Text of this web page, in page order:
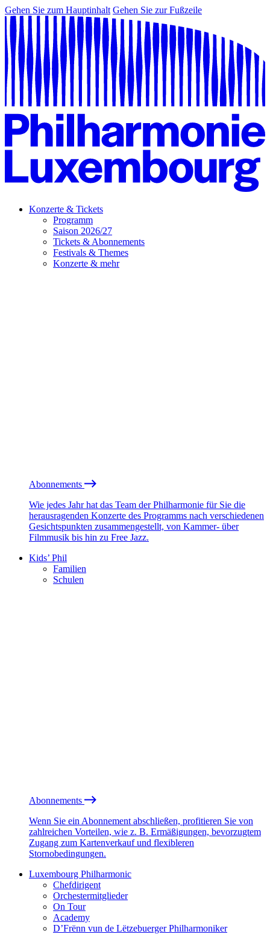
Gehen Sie zum Hauptinhalt Gehen Sie zur Fußzeile
Konzerte & Tickets
Programm
Saison 2026/27
Tickets & Abonnements
Festivals & Themes
Konzerte & mehr
Abonnements
Wie jedes Jahr hat das Team der Philharmonie für Sie die
herausragenden Konzerte des Programms nach verschiedenen
Gesichtspunkten zusammengestellt, von Kammer- über
Filmmusik bis hin zu Free Jazz.
Kids’ Phil
Familien
Schulen
Abonnements
Wenn Sie ein Abonnement abschließen, profitieren Sie von
zahlreichen Vorteilen, wie z. B. Ermäßigungen, bevorzugtem
Zugang zum Kartenverkauf und flexibleren
Stornobedingungen.
Luxembourg Philharmonic
Chefdirigent
Orchestermitglieder
On Tour
Academy
D’Frënn vun de Lëtzebuerger Philharmoniker